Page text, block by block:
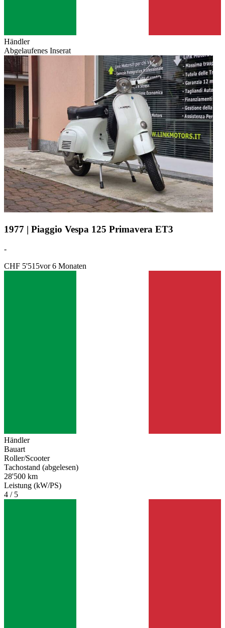
Händler
Abgelaufenes Inserat
1977 | Piaggio Vespa 125 Primavera ET3
-
CHF 5'515vor 6 Monaten
Händler
Bauart
Roller/Scooter
Tachostand (abgelesen)
28'500 km
Leistung (kW/PS)
4 / 5